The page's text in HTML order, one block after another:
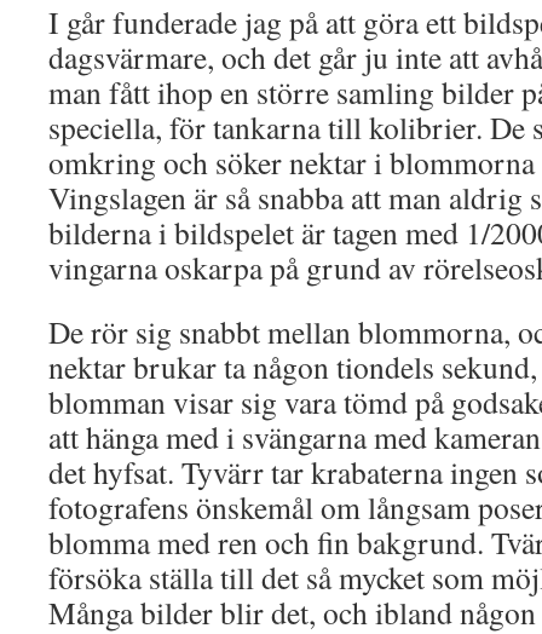
I går funderade jag på att göra ett
dagsvärmare, och det går ju inte att
man fått ihop en större samling bilder
speciella, för tankarna till kolibrier.
omkring och söker nektar i blommorna
Vingslagen är så snabba att man aldrig
bilderna i bildspelet är tagen med 1/
vingarna oskarpa på grund av
De rör sig snabbt mellan blommorna,
nektar brukar ta någon tiondels
blomman visar sig vara tömd på
att hänga med i svängarna med
det hyfsat. Tyvärr tar krabaterna ingen
fotografens önskemål om långsam
blomma med ren och fin bakgrund.
försöka ställa till det så mycket som
Många bilder blir det, och ibland